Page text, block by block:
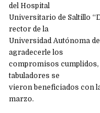
del Hospital
Universitario de Saltillo
rector de la
Universidad Autónoma
agradecerle los
compromisos cumplidos,
tabuladores se
vieron beneficiados con
marzo.